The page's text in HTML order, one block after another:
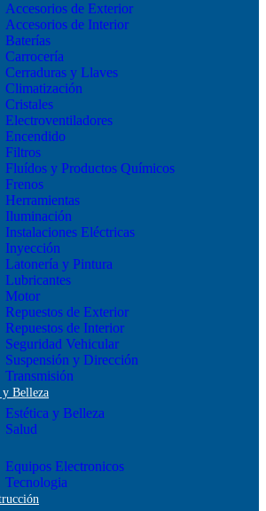
Accesorios de Exterior
Accesorios de Interior
Baterías
Carrocería
Cerraduras y Llaves
Climatización
Cristales
Electroventiladores
Encendido
Filtros
Fluídos y Productos Químicos
Frenos
Herramientas
Iluminación
Instalaciones Eléctricas
Inyección
Latonería y Pintura
Lubricantes
Motor
Repuestos de Exterior
Repuestos de Interior
Seguridad Vehicular
Suspensión y Dirección
Transmisión
y Belleza
Estética y Belleza
Salud
Equipos Electronicos
Tecnologia